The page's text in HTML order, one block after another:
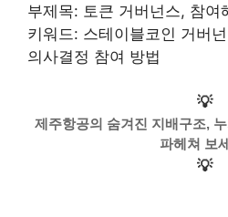
부제목: 토큰 거버넌스, 참여
키워드: 스테이블코인 거버
의사결정 참여 방법
💡
제주항공의 숨겨진 지배구조,
파헤쳐 보
💡